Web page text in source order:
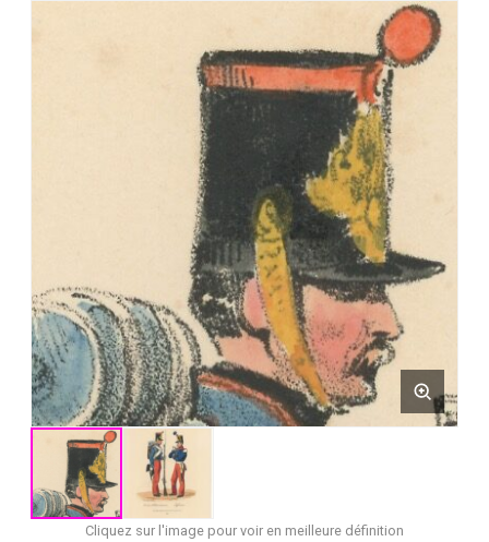
Cliquez sur l'image pour voir en meilleure définition